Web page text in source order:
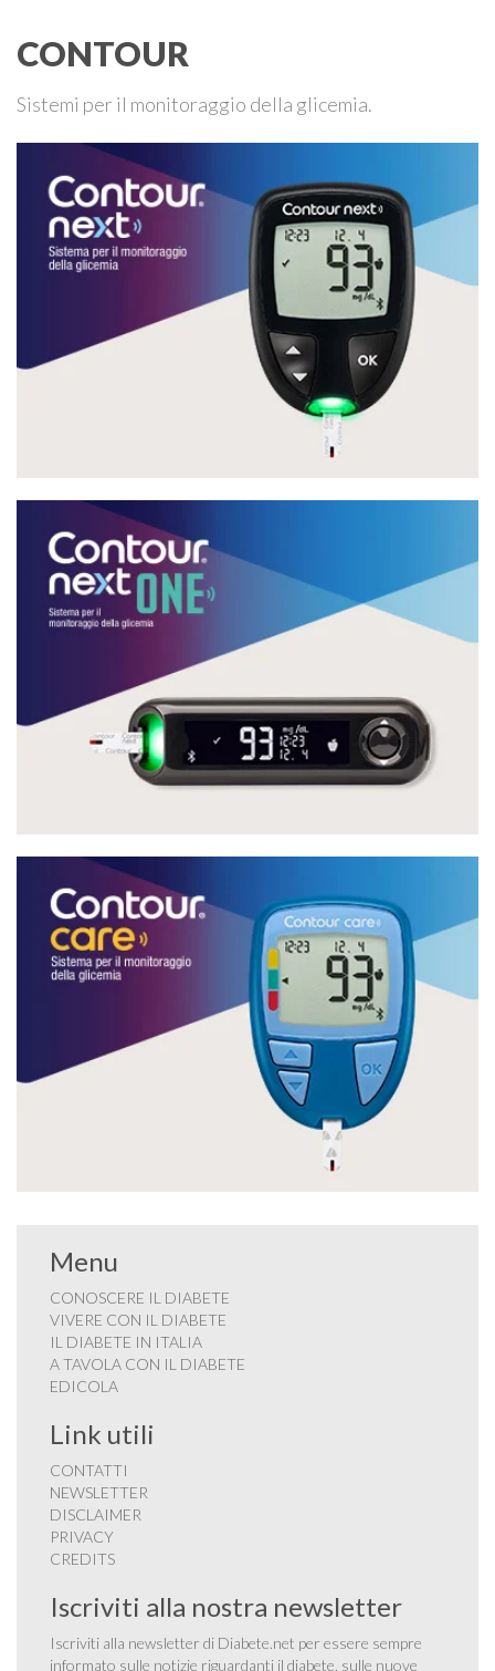
CONTOUR
Sistemi per il monitoraggio della glicemia.
Menu
CONOSCERE IL DIABETE
VIVERE CON IL DIABETE
IL DIABETE IN ITALIA
A TAVOLA CON IL DIABETE
EDICOLA
Link utili
CONTATTI
NEWSLETTER
DISCLAIMER
PRIVACY
CREDITS
Iscriviti alla nostra newsletter
Iscriviti alla newsletter di Diabete.net per essere sempre
informato sulle notizie riguardanti il diabete, sulle nuove